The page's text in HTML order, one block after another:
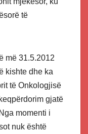
të
më 31.5.2012
kishte dhe ka
të Onkologjisë
gjatë
momenti i
nuk është